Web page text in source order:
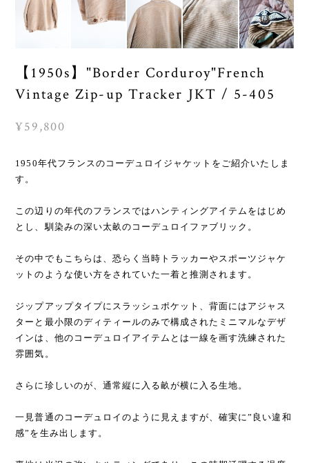
【1950s】"Border Corduroy"French
Vintage Zip-up Tracker JKT / 5-405
¥59,800
1950年代フランスのコーデュロイジャケットをご紹介いたしま
す。
この辺りの年代のフランスではハンティングアイテムをはじめ
とし、馴染みの深い太畝のコーデュロイファブリック。
その中でもこちらは、恐らく当時トラッカーやスポーツジャケ
ットのような使い方をされていた一着と推測されます。
ジップアップタイプにスラッシュポケット、背面にはアジャス
ターと最小限のディティールのみで構成されたミニマルなデザ
インは、他のコーデュロイアイテムとは一線を画す洗練された
雰囲気。
さらに珍しいのが、通常縦に入る畝が横に入る生地。
一見普通のコーデュロイのように見えますが、確実に”良い違和
感”を生み出します。